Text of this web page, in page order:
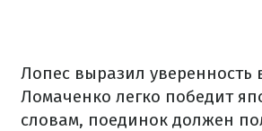
Лопес выразил уверенность
Ломаченко легко победит
словам, поединок должен